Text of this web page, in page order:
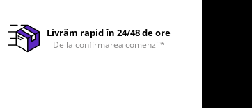
Livrăm rapid în 24/48 de ore
De la confirmarea comenzii*